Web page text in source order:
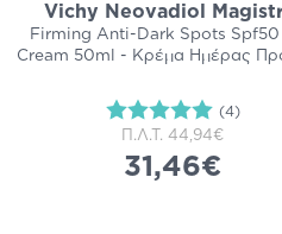
Vichy Neovadiol
Firming Anti-Dark Spots Spf50
Cream 50ml - Κρέμα Ημέρας
(4)
Π.Λ.Τ. 44,94€
31,46€